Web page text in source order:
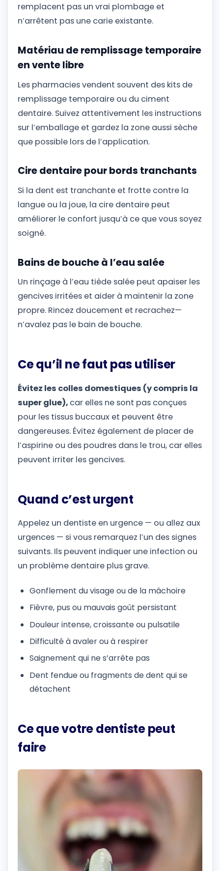
remplacent pas un vrai plombage et
n’arrêtent pas une carie existante.
Matériau de remplissage temporaire
en vente libre
Les pharmacies vendent souvent des kits de
remplissage temporaire ou du ciment
dentaire. Suivez attentivement les instructions
sur l’emballage et gardez la zone aussi sèche
que possible lors de l’application.
Cire dentaire pour bords tranchants
Si la dent est tranchante et frotte contre la
langue ou la joue, la cire dentaire peut
améliorer le confort jusqu’à ce que vous soyez
soigné.
Bains de bouche à l’eau salée
Un rinçage à l’eau tiède salée peut apaiser les
gencives irritées et aider à maintenir la zone
propre. Rincez doucement et recrachez—
n’avalez pas le bain de bouche.
Ce qu’il ne faut pas utiliser
Évitez les colles domestiques (y compris la
super glue), car elles ne sont pas conçues
pour les tissus buccaux et peuvent être
dangereuses. Évitez également de placer de
l’aspirine ou des poudres dans le trou, car elles
peuvent irriter les gencives.
Quand c’est urgent
Appelez un dentiste en urgence — ou allez aux
urgences — si vous remarquez l’un des signes
suivants. Ils peuvent indiquer une infection ou
un problème dentaire plus grave.
Gonflement du visage ou de la mâchoire
Fièvre, pus ou mauvais goût persistant
Douleur intense, croissante ou pulsatile
Difficulté à avaler ou à respirer
Saignement qui ne s’arrête pas
Dent fendue ou fragments de dent qui se
détachent
Ce que votre dentiste peut
faire